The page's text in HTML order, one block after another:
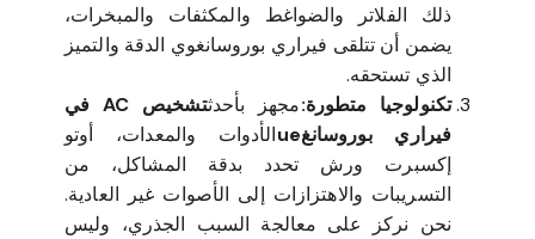
ذلك الفلاتر والضواغط والمكثفات والمبخرات،
يضمن أن تتلقى فيراري بوروسانغوي الدقة والتميز
الذي تستحقه.
تكنولوجيا متطورة:مجهز بأحدث
تشخيص AC في
فيراري بوروسانغue
الأدوات والمعدات، أوتو
إكسبرت ورش تحدد بدقة المشاكل، من
التسريبات والاهتزازات إلى الأصوات غير العادية.
نحن نركز على معالجة السبب الجذري، وليس